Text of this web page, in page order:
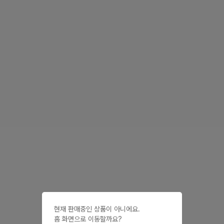
현재 판매중인 상품이 아니에요.
홈 화면으로 이동할까요?